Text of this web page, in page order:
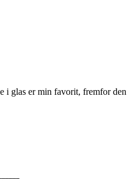
i glas er min favorit, fremfor den